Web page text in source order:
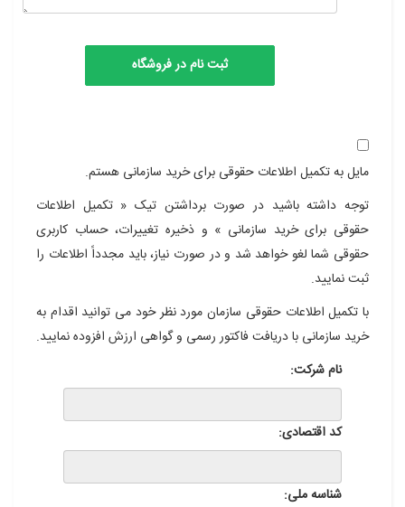
مایل به تکمیل اطلاعات حقوقی برای خرید سازمانی هستم.
توجه داشته باشید در صورت برداشتن تیک « تکمیل اطلاعات
حقوقی برای خرید سازمانی » و ذخیره تغییرات، حساب کاربری
حقوقی شما لغو خواهد شد و در صورت نیاز، باید مجدداً اطلاعات را
ثبت نمایید.
با تکمیل اطلاعات حقوقی سازمان مورد نظر خود می توانید اقدام به
خرید سازمانی با دریافت فاکتور رسمی و گواهی ارزش افزوده نمایید.
نام شرکت:
کد اقتصادی:
شناسه ملی: